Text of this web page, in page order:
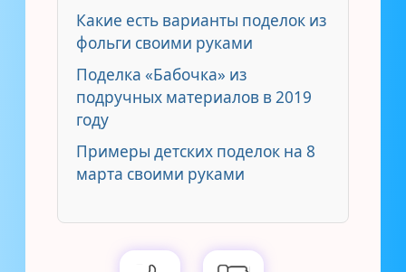
Какие есть варианты поделок из
фольги своими руками
Поделка «Бабочка» из
подручных материалов в 2019
году
Примеры детских поделок на 8
марта своими руками